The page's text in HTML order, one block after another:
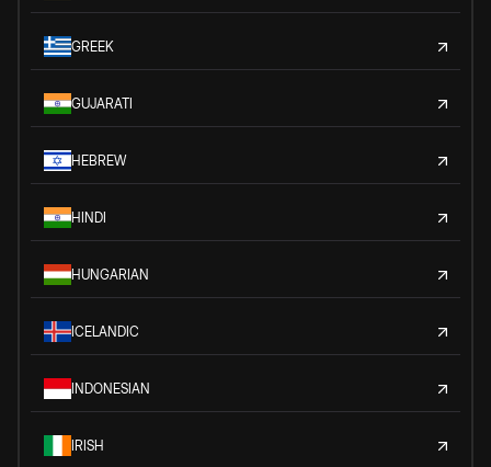
GREEK
GUJARATI
HEBREW
HINDI
HUNGARIAN
ICELANDIC
INDONESIAN
IRISH